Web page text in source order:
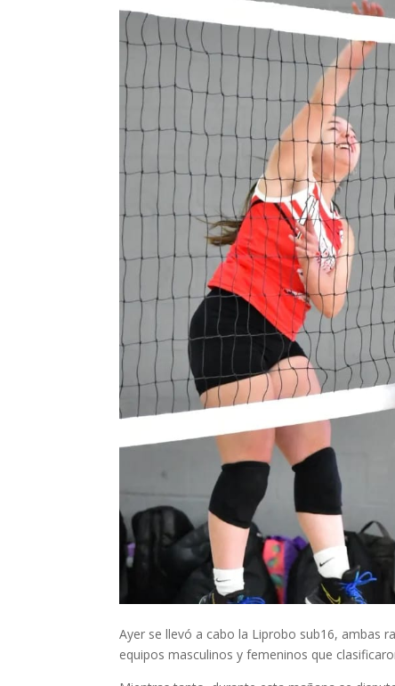
Ayer se llevó a cabo la Liprobo sub16, ambas
equipos masculinos y femeninos que